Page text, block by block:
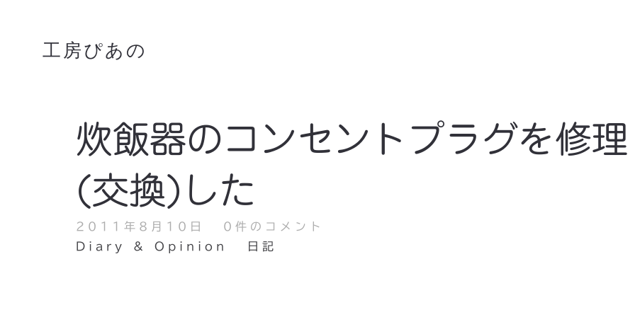
工房ぴあの
炊飯器のコンセントプラグを修理
(交換)した
2011年8月10日
0件のコメント
Diary & Opinion
日記